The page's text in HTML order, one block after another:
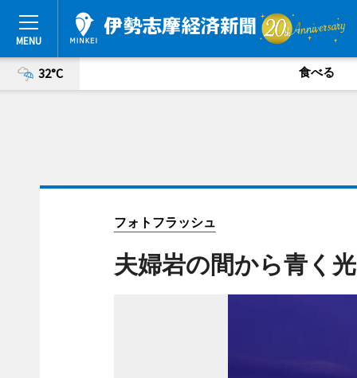
32°C 食べる
フォトフラッシュ
夫婦岩の間から青く